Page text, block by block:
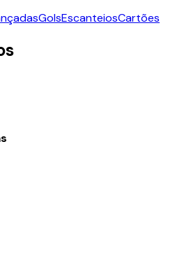
GolsEscanteiosCartões